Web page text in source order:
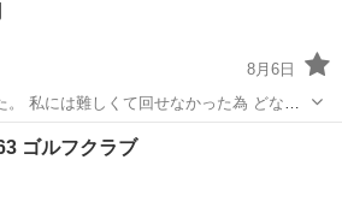
8月6日
私には難しくて回せなかった為 どなた
(笑)
フィットネス、トレーニング
ゴルフクラブ